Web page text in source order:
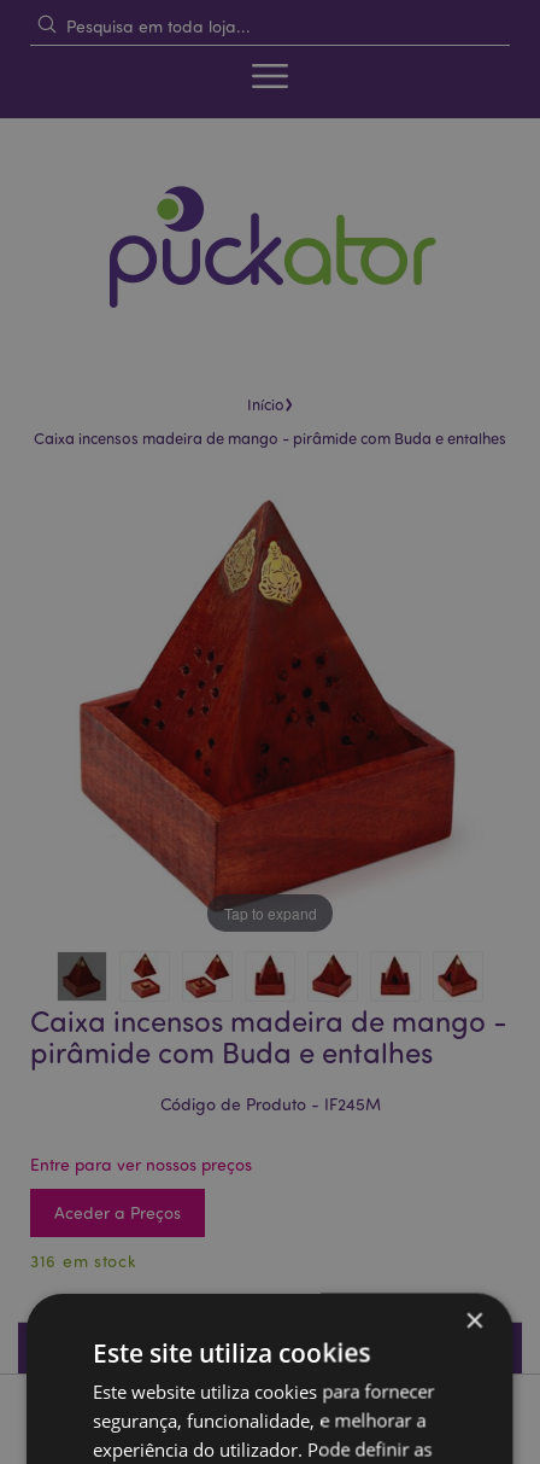
Início›
Caixa incensos madeira de mango - pirâmide com Buda e entalhes
Tap to expand
Caixa incensos madeira de mango -
pirâmide com Buda e entalhes
Código de Produto - IF245M
Entre para ver nossos preços
Aceder a Preços
316 em stock
Especificações do Produto
Descrição do Produto
×
Este site utiliza cookies
Este website utiliza cookies para fornecer
segurança, funcionalidade, e melhorar a
experiência do utilizador. Pode definir as